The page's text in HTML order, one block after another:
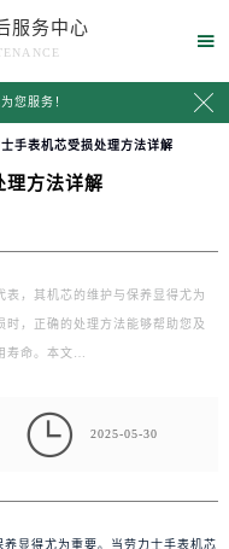
服务中心

您服务！ 
手表机芯受损处理方法详解
理方法详解
表，其机芯的维护与保养显得尤为
时，正确的处理方法能够帮助您及
寿命。本文…
 2025-05-30
显得尤为重要。当劳力士手表机芯